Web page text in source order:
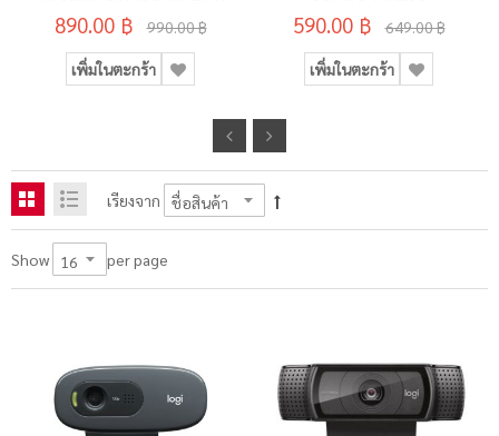
890.00 ฿ 990.00 ฿
เพิ่มในตะกร้า
590.00 ฿ 649.00 ฿
เพิ่มในตะกร้า
เรียงจาก
Show per page